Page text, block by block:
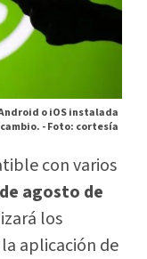
o iOS instalada
-Foto: cortesía
con varios
agosto de
los
aplicación de